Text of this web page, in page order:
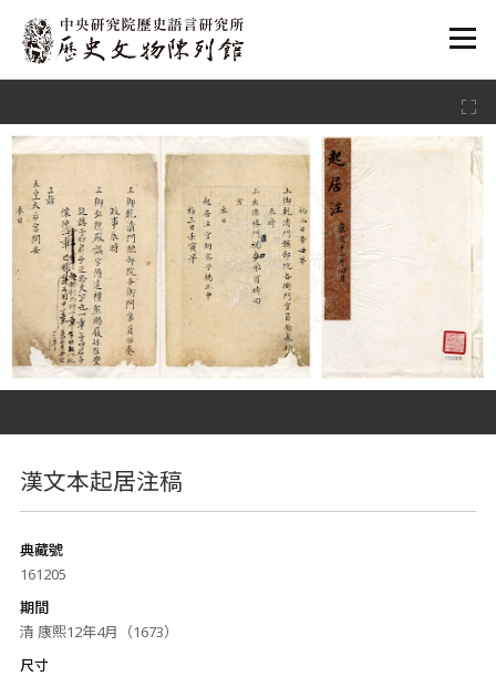
:::
漢文本起居注稿
典藏號
161205
期間
清 康熙12年4月（1673）
尺寸